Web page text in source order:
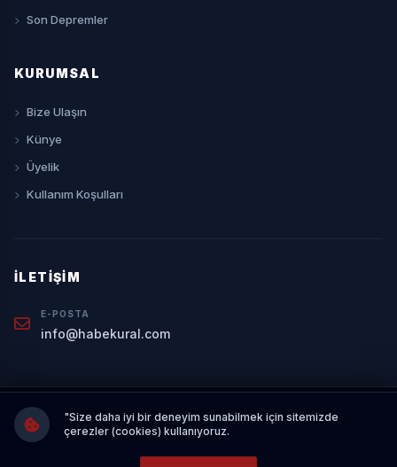
Son Depremler
KURUMSAL
Bize Ulaşın
Künye
Üyelik
Kullanım Koşulları
İLETIŞIM
E-POSTA
info@habekural.com
© 2026 Haber Kural. Tüm hakları saklıdır. Sitemizdeki içerikler izinsiz
ve kaynak gösterilmeden kopyalanamaz.
"Size daha iyi bir deneyim sunabilmek için sitemizde
çerezler (cookies) kullanıyoruz.